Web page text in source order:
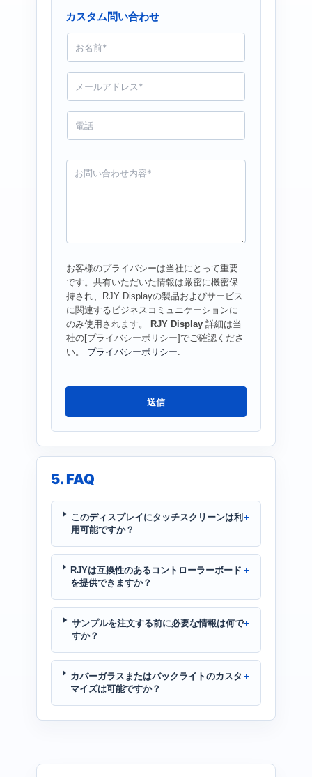
カスタム問い合わせ
名
*
メ
ル
*
電
お
お客様のプライバシーは当社にとって重要
です。共有いただいた情報は厳密に機密保
持され、RJY Displayの製品およびサービス
に関連するビジネスコミュニケーションに
のみ使用されます。
RJY Display 詳細は当
社の[プライバシーポリシー]でご確認くださ
い。 プライバシーポリシー
送信
5. FAQ
このディスプレイにタッチスクリーンは利
用可能ですか？
RJYは互換性のあるコントローラーボード
を提供できますか？
サンプルを注文する前に必要な情報は何で
すか？
カバーガラスまたはバックライトのカスタ
マイズは可能ですか？